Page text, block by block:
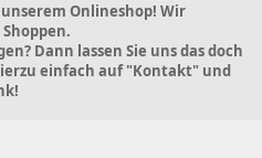
Onlineshop! Wir
Dann lassen Sie uns das doch
einfach auf "Kontakt" und